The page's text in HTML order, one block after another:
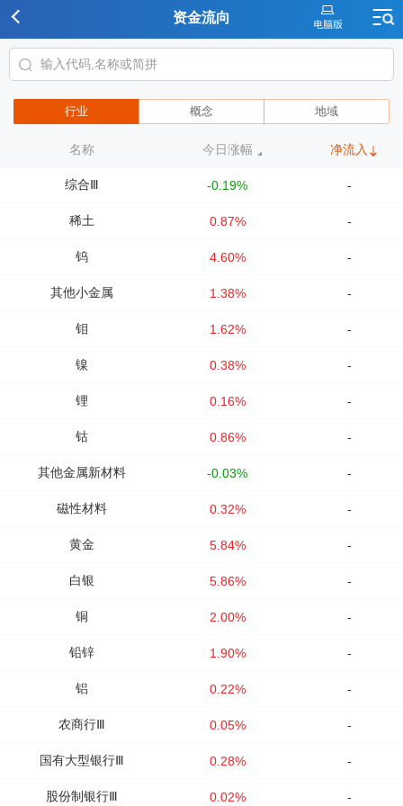
资金流向
行业 概念 地域
名称 今日涨幅 净流入
综合Ⅲ -0.19% -
稀土 0.87% -
钨 4.60% -
其他小金属 1.38% -
钼 1.62% -
镍 0.38% -
锂 0.16% -
钴 0.86% -
其他金属新材料 -0.03% -
磁性材料 0.32% -
黄金 5.84% -
白银 5.86% -
铜 2.00% -
铅锌 1.90% -
铝 0.22% -
农商行Ⅲ 0.05% -
国有大型银行Ⅲ 0.28% -
股份制银行Ⅲ 0.02% -